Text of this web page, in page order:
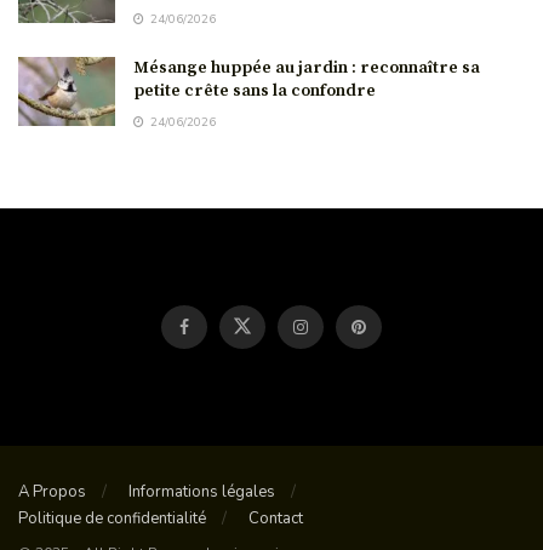
24/06/2026
Mésange huppée au jardin : reconnaître sa
petite crête sans la confondre
24/06/2026
A Propos
Informations légales
Politique de confidentialité
Contact